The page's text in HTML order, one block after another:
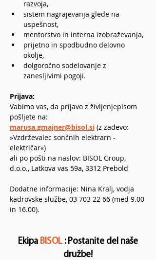
razvoja,
sistem nagrajevanja glede na
uspešnost,
mentorstvo in interna izobraževanja,
prijetno in spodbudno delovno
okolje,
dolgoročno sodelovanje z
zanesljivimi pogoji.
Prijava:
Vabimo vas, da prijavo z življenjepisom
pošljete na:
marusa.gmajner@bisol.si (z zadevo:
»Vzdrževalec sončnih elektrarn -
električar«)
ali po pošti na naslov: BISOL Group,
d.o.o., Latkova vas 59a, 3312 Prebold
Dodatne informacije: Nina Kralj, vodja
kadrovske službe, 03 703 22 66 (med 9.00
in 16.00).
Ekipa BISOL : Postanite del naše
družbe!